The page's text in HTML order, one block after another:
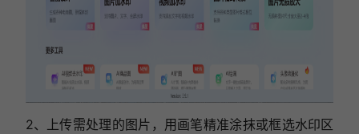
2、上传需处理的图片，用画笔精准涂抹或框选水印区